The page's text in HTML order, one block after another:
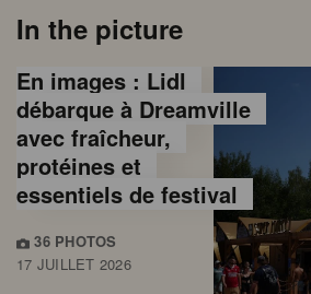
In the picture
En images : Lidl
débarque à Dreamville
avec fraîcheur,
protéines et
essentiels de festival
36 PHOTOS
17 JUILLET 2026